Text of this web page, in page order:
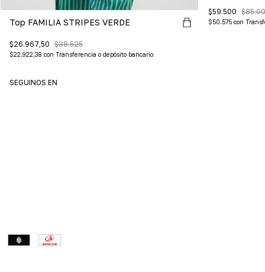
Top FAMILIA STRIPES VERDE
$26.967,50 $38.525
$22.922,38 con Transferencia o depósito bancario
$59.500
$50.575 con
SEGUINOS EN